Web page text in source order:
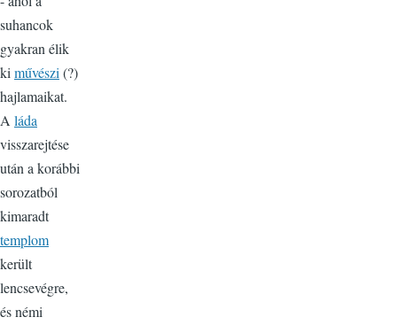
suhancok
gyakran élik
kiművészi(?)
hajlamaikat.
A láda
visszarejtése
után a korábbi
sorozatból
kimaradt
templom
került
lencsevégre,
és némi